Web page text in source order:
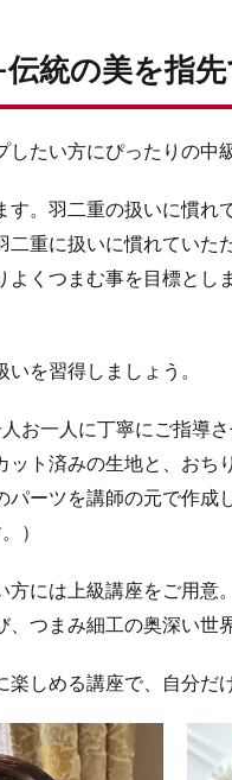
統の美を指
たい方にぴったりの中
。羽二重の扱いに慣れ
重に扱いに慣れていた
くつまむ事を目標としま
を習得しましょう。
お一人に丁寧にご指導さ
ト済みの生地と、おち
ーツを講師の元で作成
）
には上級講座をご用意。
つまみ細工の奥深い世
しめる講座で、自分だ